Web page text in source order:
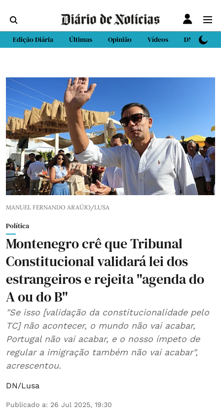
Edição Diária Últimas Opinião Vídeos DN Sport
MANUEL FERNANDO ARAÚJO/LUSA
Política
Montenegro crê que Tribunal
Constitucional validará lei dos
estrangeiros e rejeita "agenda do
A ou do B"
"Se isso [validação da constitucionalidade pelo
TC] não acontecer, o mundo não vai acabar,
Portugal não vai acabar, e o nosso ímpeto de
regular a imigração também não vai acabar",
acrescentou.
DN/Lusa
Publicado a: 26 Jul 2025, 19:30